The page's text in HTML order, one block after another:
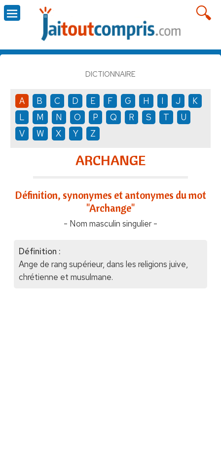
DICTIONNAIRE
A B C D E F G H I J
K
L
M N O P Q R S T
U
V
W X Y Z
ARCHANGE
Définition, synonymes et antonymes du mot
"Archange"
- Nom masculin singulier -
Définition :
Ange de rang supérieur, dans les religions juive,
chrétienne et musulmane.